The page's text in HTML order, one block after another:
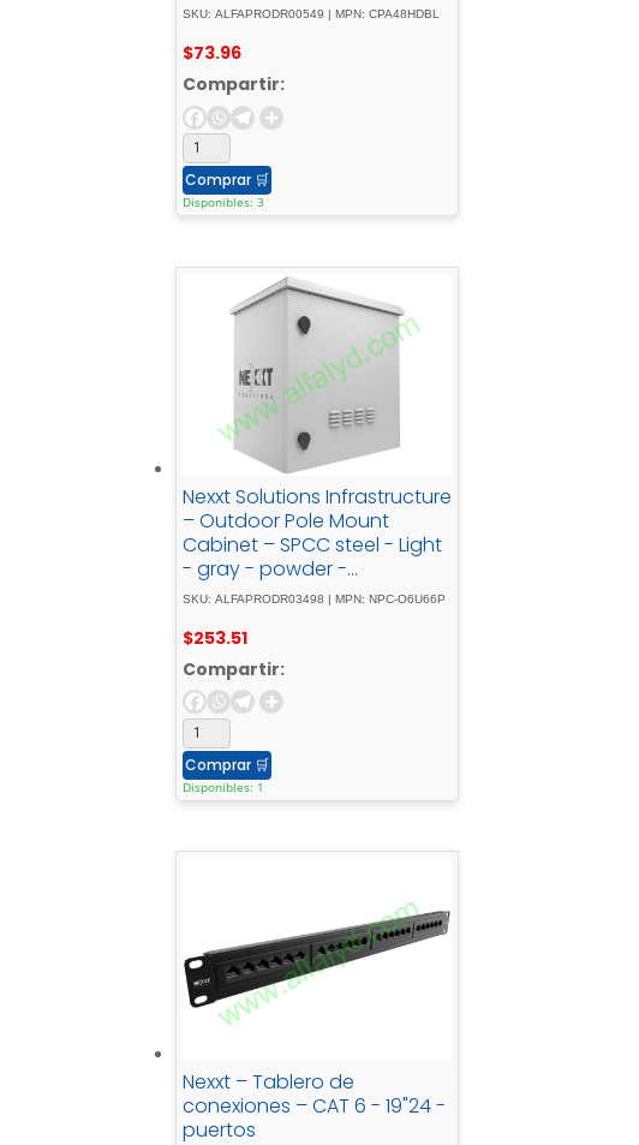
SKU: ALFAPRODR00549 | MPN: CPA48HDBL
$73.96
Compartir:
Comprar 🛒
Disponibles: 3
Nexxt Solutions Infrastructure
– Outdoor Pole Mount
Cabinet – SPCC steel - Light
- gray - powder -
coatIncluye - acc - montaj -
SKU: ALFAPRODR03498 | MPN: NPC-O6U66P
$253.51
Compartir:
Comprar 🛒
Disponibles: 1
Nexxt – Tablero de
conexiones – CAT 6 - 19"24 -
puertos